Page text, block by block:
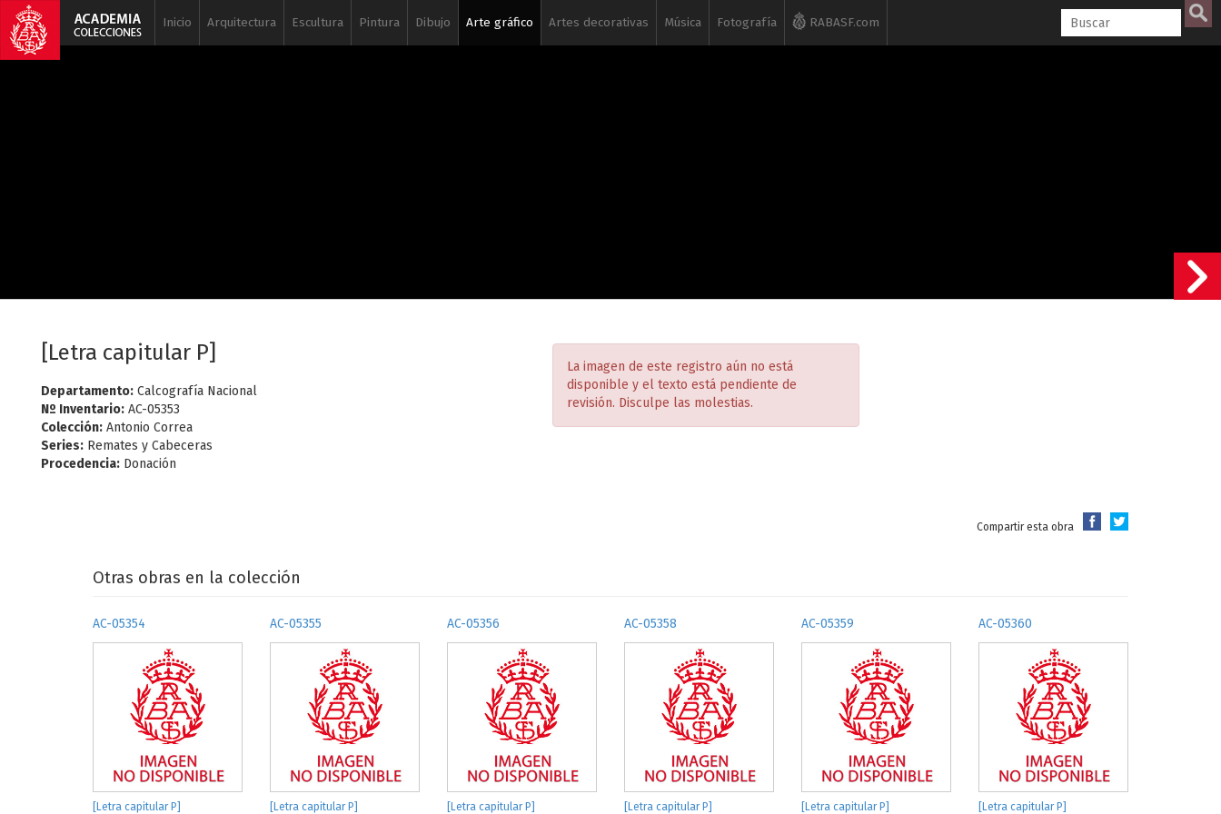
Inicio Arquitectura Escultura Pintura Dibujo Arte gráfico Artes decorativas Música Fotografía RABASF.com
[Letra capitular P]
Departamento: Calcografía Nacional
Nº Inventario: AC-05353
Colección: Antonio Correa
Series: Remates y Cabeceras
Procedencia: Donación
La imagen de este registro aún no está
disponible y el texto está pendiente de
revisión. Disculpe las molestias.
Compartir esta obra
Otras obras en la colección
AC-05354
[Letra capitular P]
AC-05355
[Letra capitular P]
AC-05356
[Letra capitular P]
AC-05358
[Letra capitular P]
AC-05359
[Letra capitular P]
AC-05360
[Letra capitular P]